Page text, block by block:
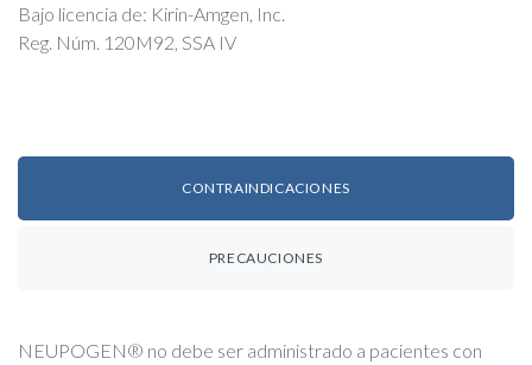
Bajo licencia de: Kirin-Amgen, Inc.
Reg. Núm. 120M92, SSA IV
CONTRAINDICACIONES
PRECAUCIONES
NEUPOGEN® no debe ser administrado a pacientes con